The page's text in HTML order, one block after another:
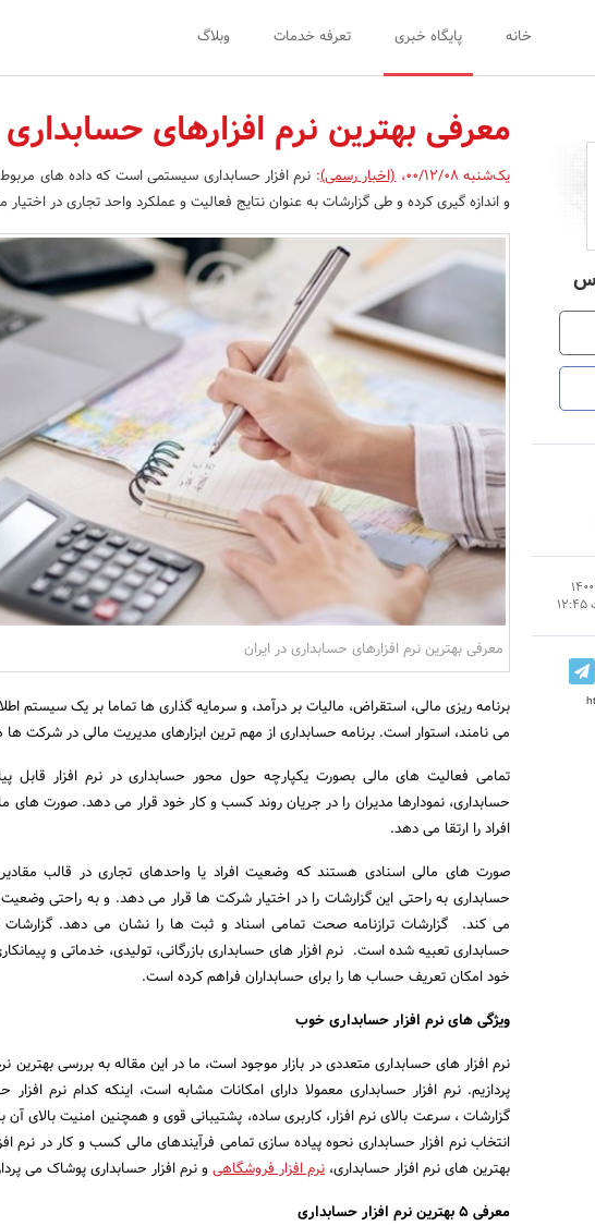
خانه پایگاه خبری تعرفه خدمات وبلاگ
معرفی بهترین نرم افزارهای حسابداری
یک‌شنبه 00/12/08 ،(اخبار رسمی): نرم افزار حسابداری سیستمی است که داده های
و اندازه گیری کرده و طی گزارشات به عنوان نتایج فعالیت و عملکرد واحد تجاری در اختیار
معرفی بهترین نرم افزارهای حسابداری در ایران
برنامه ریزی مالی، استقراض، مالیات بر درآمد، و سرمایه گذاری ها تماما بر یک سیستم
می نامند، استوار است. برنامه حسابداری از مهم ترین ابزارهای مدیریت مالی در شرکت
تمامی فعالیت های مالی بصورت یکپارچه حول محور حسابداری در نرم افزار قابل
حسابداری، نمودارها مدیران را در جریان روند کسب و کار خود قرار می دهد. صورت های
افراد را ارتقا می دهد.
صورت های مالی اسنادی هستند که وضعیت افراد یا واحدهای تجاری در قالب
حسابداری به راحتی این گزارشات را در اختیار شرکت ها قرار می دهد. و به راحتی
می کند. گزارشات ترازنامه صحت تمامی اسناد و ثبت ها را نشان می دهد. گزارشات
حسابداری تعبیه شده است. نرم افزار های حسابداری بازرگانی، تولیدی، خدماتی و
خود امکان تعریف حساب ها را برای حسابداران فراهم کرده است.
ویژگی های نرم افزار حسابداری خوب
نرم افزار های حسابداری متعددی در بازار موجود است، ما در این مقاله به بررسی بهترین
پردازیم. نرم افزار حسابداری معمولا دارای امکانات مشابه است، اینکه کدام نرم
گزارشات ، سرعت بالای نرم افزار، کاربری ساده، پشتیبانی قوی و همچنین امنیت بالای آن
انتخاب نرم افزار حسابداری نحوه پیاده سازی تمامی فرآیندهای مالی کسب و کار در نرم
بهترین های نرم افزار حسابداری، نرم افزار فروشگاهیو نرم افزار حسابداری پوشاک می
معرفی 5 بهترین نرم افزار حسابداری